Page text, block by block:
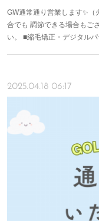
GW通常通り営業します✨
合でも 調節できる場合もご
い。 ■縮毛矯正・デジタル
2025.04.18 06:17